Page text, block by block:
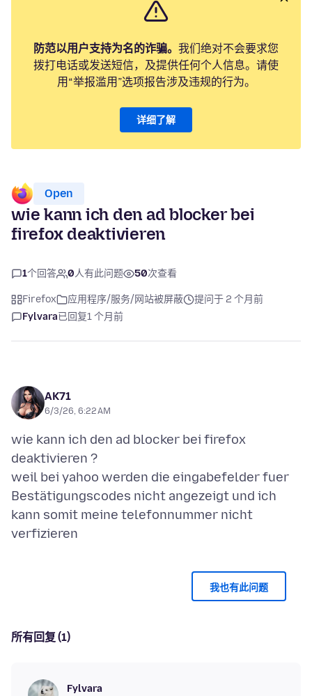
防范以用户支持为名的诈骗。 我们绝对不会要求您
拨打电话或发送短信，及提供任何个人信息。请使
用“举报滥用”选项报告涉及违规的行为。
详细了解
Open
wie kann ich den ad blocker bei
firefox deaktivieren
1个回答 0人有此问题 50次查看
Firefox 应用程序/服务/网站被屏蔽
提问于 2 个月前
Fylvara已回复1 个月前
AK71
6/3/26, 6:22 AM
wie kann ich den ad blocker bei firefox
deaktivieren ?
weil bei yahoo werden die eingabefelder fuer
Bestätigungscodes nicht angezeigt und ich
kann somit meine telefonnummer nicht
我也有此问题
所有回复 (1)
Fylvara